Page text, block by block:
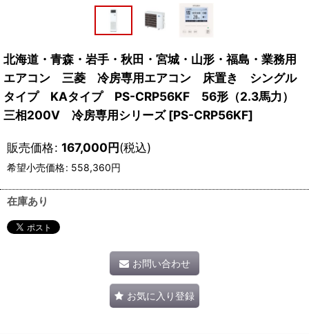
北海道・青森・岩手・秋田・宮城・山形・福島・業務用
エアコン 三菱 冷房専用エアコン 床置き シングル
タイプ KAタイプ PS-CRP56KF 56形（2.3馬力）
三相200V 冷房専用シリーズ [PS-CRP56KF]
販売価格: 167,000円(税込)
希望小売価格: 558,360円
在庫あり
お問い合わせ
お気に入り登録